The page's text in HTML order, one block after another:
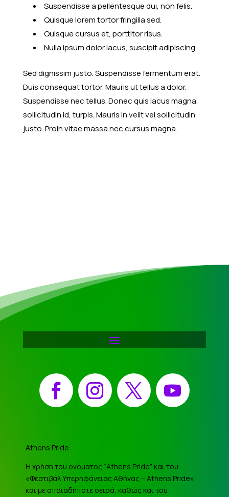
Suspendisse a pellentesque dui, non felis.
Quisque lorem tortor fringilla sed.
Quisque cursus et, porttitor risus.
Nulla ipsum dolor lacus, suscipit adipiscing.
Sed dignissim justo. Suspendisse fermentum erat.
Duis consequat tortor. Mauris ut tellus a dolor.
Suspendisse nec tellus. Donec quis lacus magna,
sollicitudin id, turpis. Mauris in velit vel sollicitudin
justo. Proin vitae massa nec cursus magna.
Facebook Instagram X YouTube
Athens Pride
Η χρήση του ονόματος “Athens Pride” και του
«Φεστιβάλ Υπερηφάνειας Αθήνας – Athens Pride»
και με οποιαδήποτε σειρά, καθώς και του